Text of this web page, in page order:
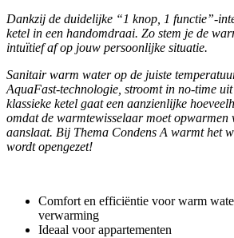
Dankzij de duidelijke “1 knop, 1 functie”-
ketel in een handomdraai. Zo stem je de
intuïtief af op jouw persoonlijke situatie.
Sanitair warm water op de juiste
AquaFast-technologie, stroomt in no-time
klassieke ketel gaat een aanzienlijke
omdat de warmtewisselaar moet opwarmen
aanslaat. Bij Thema Condens A warmt het
wordt opengezet!
Comfort en efficiëntie voor warm
verwarming
Ideaal voor appartementen